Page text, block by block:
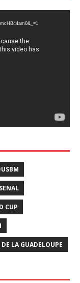
CUP
LA GUADELOUPE